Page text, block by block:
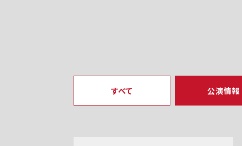
すべて 公演情報